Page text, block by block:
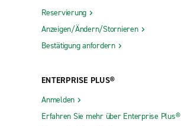
Reservierung
Anzeigen/Ändern/Stornieren
Bestätigung anfordern
ENTERPRISE PLUS®
Anmelden
Erfahren Sie mehr über Enterprise Plus®